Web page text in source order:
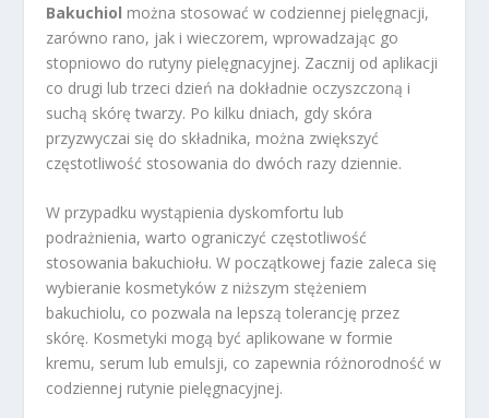
Bakuchiol można stosować w codziennej pielęgnacji,
zarówno rano, jak i wieczorem, wprowadzając go
stopniowo do rutyny pielęgnacyjnej. Zacznij od aplikacji
co drugi lub trzeci dzień na dokładnie oczyszczoną i
suchą skórę twarzy. Po kilku dniach, gdy skóra
przyzwyczai się do składnika, można zwiększyć
częstotliwość stosowania do dwóch razy dziennie.
W przypadku wystąpienia dyskomfortu lub
podrażnienia, warto ograniczyć częstotliwość
stosowania bakuchiołu. W początkowej fazie zaleca się
wybieranie kosmetyków z niższym stężeniem
bakuchiolu, co pozwala na lepszą tolerancję przez
skórę. Kosmetyki mogą być aplikowane w formie
kremu, serum lub emulsji, co zapewnia różnorodność w
codziennej rutynie pielęgnacyjnej.